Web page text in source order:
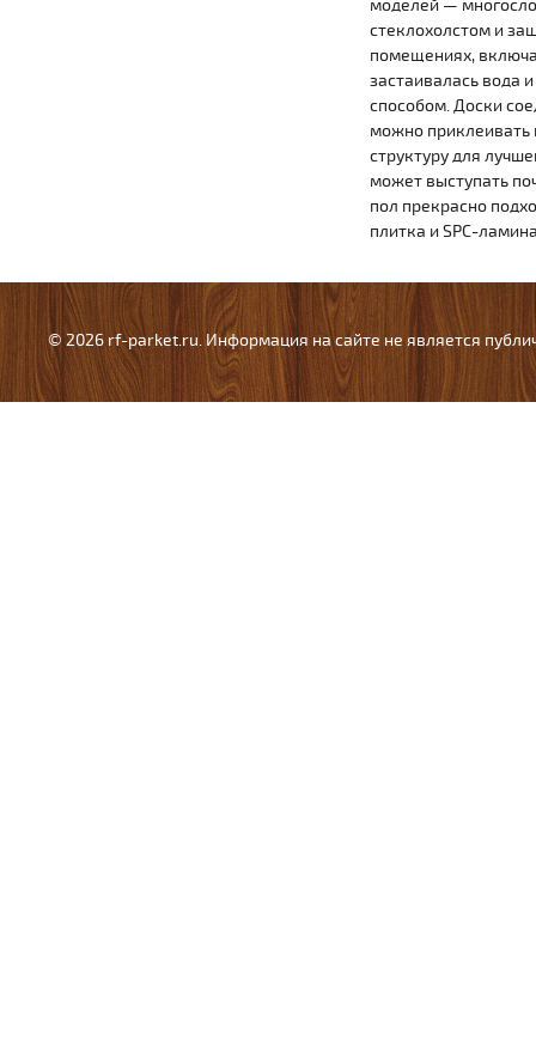
моделей —
стеклохолстом и
помещениях,
застаивалась вода
способом. Доски
можно
структуру для
может выступать
пол прекрасно
плитка и SPC-
© 2026 rf-parket.ru. Информация на сайте не является